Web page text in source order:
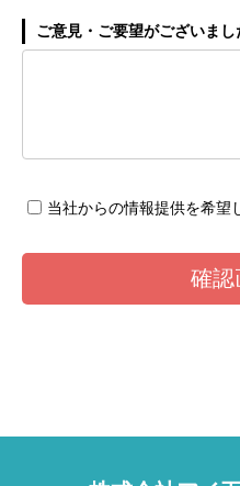
ご意見・ご要望がございま
当社からの情報提供を希望